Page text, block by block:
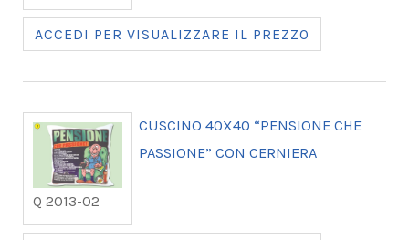
ACCEDI PER VISUALIZZARE IL PREZZO
Q 2013-02
CUSCINO 40X40 “PENSIONE CHE
PASSIONE” CON CERNIERA